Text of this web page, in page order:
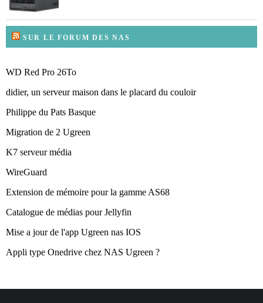
SUR LE FORUM DES NAS
WD Red Pro 26To
didier, un serveur maison dans le placard du couloir
Philippe du Pats Basque
Migration de 2 Ugreen
K7 serveur média
WireGuard
Extension de mémoire pour la gamme AS68
Catalogue de médias pour Jellyfin
Mise a jour de l'app Ugreen nas IOS
Appli type Onedrive chez NAS Ugreen ?